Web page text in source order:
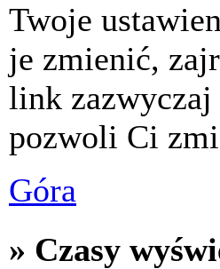
Twoje
je zmienić,
link zazwyczaj
pozwoli Ci
Góra
» Czasy